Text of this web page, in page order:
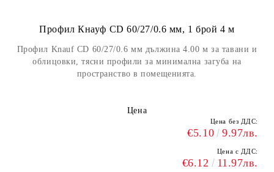
Профил Кнауф CD 60/27/0.6 мм, 1 брой 4 м
Профил Knauf CD 60/27/0.6 мм дължина 4.00 м за тавани и
облицовки, тясни профили за минимална загуба на
пространство в помещенията.
Цена
Цена без ДДС:
€5.10 9.97лв.
Цена с ДДС:
€6.12 11.97лв.